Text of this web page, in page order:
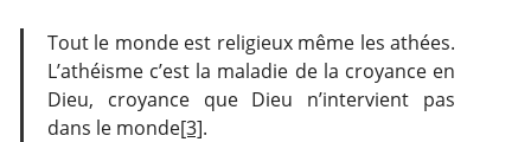
Tout le monde est religieux même les athées.
L’athéisme c’est la maladie de la croyance en
Dieu, croyance que Dieu n’intervient pas
dans le monde[3].